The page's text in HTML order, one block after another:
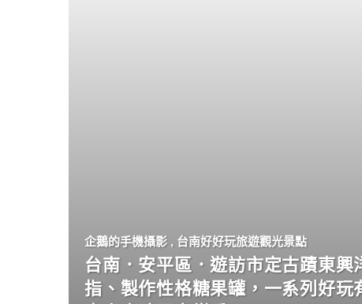
企鵝的手機攝影 , 台南好好玩旅遊觀光景點
台南．安平區．遊訪市定古蹟東興
指、製作性格糖果罐，一系列好玩